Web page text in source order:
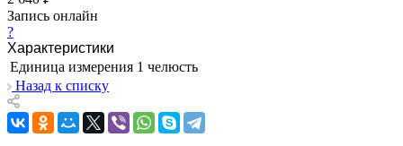
Запись онлайн
?
Характеристики
Единица измерения 1 челюсть
Назад к списку